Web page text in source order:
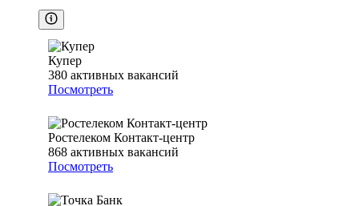
Купер
380 активных вакансий
Посмотреть
Ростелеком Контакт-центр
868 активных вакансий
Посмотреть